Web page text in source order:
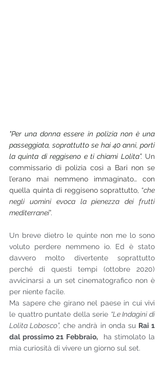
"Per una donna essere in polizia non è una
passeggiata, soprattutto se hai 40 anni, porti
la quinta di reggiseno e ti chiami Lolita”. Un
commissario di polizia così a Bari non se
l’erano mai nemmeno immaginato… con
quella quinta di reggiseno soprattutto, “che
negli uomini evoca la pienezza dei frutti
mediterranei”.
Un breve dietro le quinte non me lo sono
voluto perdere nemmeno io. Ed è stato
davvero molto divertente soprattutto
perché di questi tempi (ottobre 2020)
avvicinarsi a un set cinematografico non è
per niente facile.
Ma sapere che girano nel paese in cui vivi
le quattro puntate della serie “Le Indagini di
Lolita Lobosco”, che andrà in onda su Rai 1
dal prossimo 21 Febbraio,
  ha stimolato la
mia curiosità di vivere un giorno sul set.